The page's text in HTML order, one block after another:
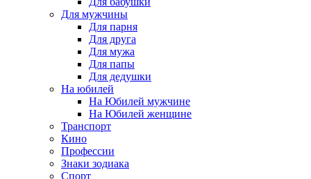
Для мужчины
Для парня
Для друга
Для мужа
Для папы
Для дедушки
На юбилей
На Юбилей мужчине
На Юбилей женщине
Транспорт
Кино
Профессии
Знаки зодиака
Спорт